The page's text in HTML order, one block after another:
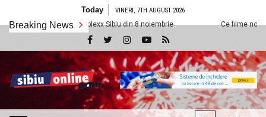
content
Today VINERI, 7TH AUGUST 2026
Breaking News
la Cineplexx Sibiu din 8 noiembrie Ce filme noi vedem la
SibiuOnline.com
… locatii si evenimente din
Sibiu!!!